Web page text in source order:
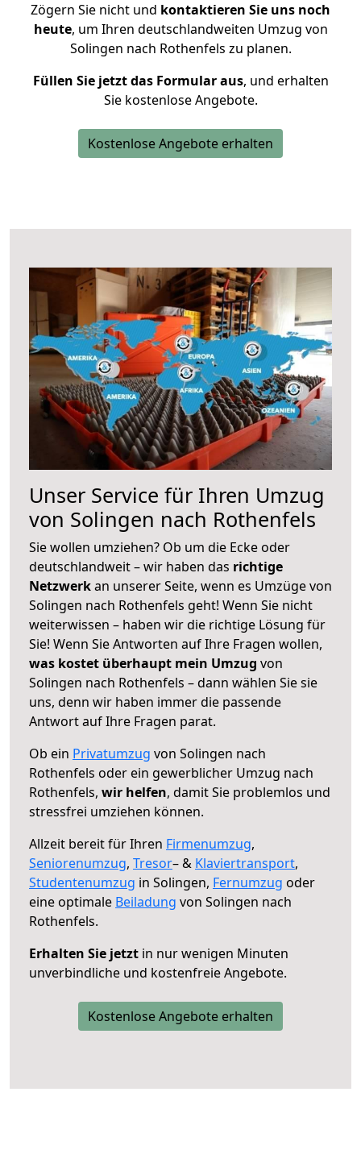
Zögern Sie nicht und kontaktieren Sie uns noch
heute, um Ihren deutschlandweiten Umzug von
Solingen nach Rothenfels zu planen.
Füllen Sie jetzt das Formular aus, und erhalten
Sie kostenlose Angebote.
Kostenlose Angebote erhalten
Unser Service für Ihren Umzug
von Solingen nach Rothenfels
Sie wollen umziehen? Ob um die Ecke oder
deutschlandweit – wir haben das richtige
Netzwerkan unserer Seite, wenn es Umzüge von
Solingen nach Rothenfels geht! Wenn Sie nicht
weiterwissen – haben wir die richtige Lösung für
Sie! Wenn Sie Antworten auf Ihre Fragen wollen,
was kostet überhaupt mein Umzug von
Solingen nach Rothenfels – dann wählen Sie sie
uns, denn wir haben immer die passende
Antwort auf Ihre Fragen parat.
Ob ein Privatumzug von Solingen nach
Rothenfels oder ein gewerblicher Umzug nach
Rothenfels, wir helfen, damit Sie problemlos und
stressfrei umziehen können.
Allzeit bereit für Ihren Firmenumzug,
Seniorenumzug, Tresor– & Klaviertransport,
Studentenumzug in Solingen, Fernumzug oder
eine optimale Beiladung von Solingen nach
Rothenfels.
Erhalten Sie jetzt in nur wenigen Minuten
unverbindliche und kostenfreie Angebote.
Kostenlose Angebote erhalten